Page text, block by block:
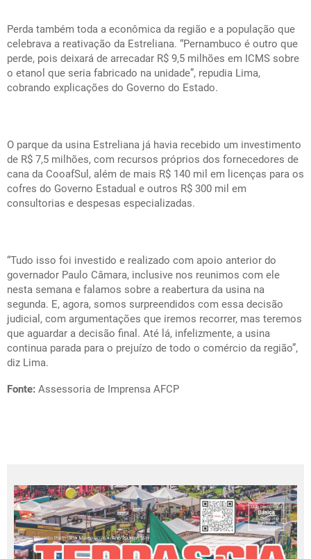
Perda também toda a econômica da região e a população que
celebrava a reativação da Estreliana. “Pernambuco é outro que
perde, pois deixará de arrecadar R$ 9,5 milhões em ICMS sobre
o etanol que seria fabricado na unidade”, repudia Lima,
cobrando explicações do Governo do Estado.
O parque da usina Estreliana já havia recebido um investimento
de R$ 7,5 milhões, com recursos próprios dos fornecedores de
cana da CooafSul, além de mais R$ 140 mil em licenças para os
cofres do Governo Estadual e outros R$ 300 mil em
consultorias e despesas especializadas.
“Tudo isso foi investido e realizado com apoio anterior do
governador Paulo Câmara, inclusive nos reunimos com ele
nesta semana e falamos sobre a reabertura da usina na
segunda. E, agora, somos surpreendidos com essa decisão
judicial, com argumentações que iremos recorrer, mas teremos
que aguardar a decisão final. Até lá, infelizmente, a usina
continua parada para o prejuízo de todo o comércio da região”,
diz Lima.
Fonte: Assessoria de Imprensa AFCP